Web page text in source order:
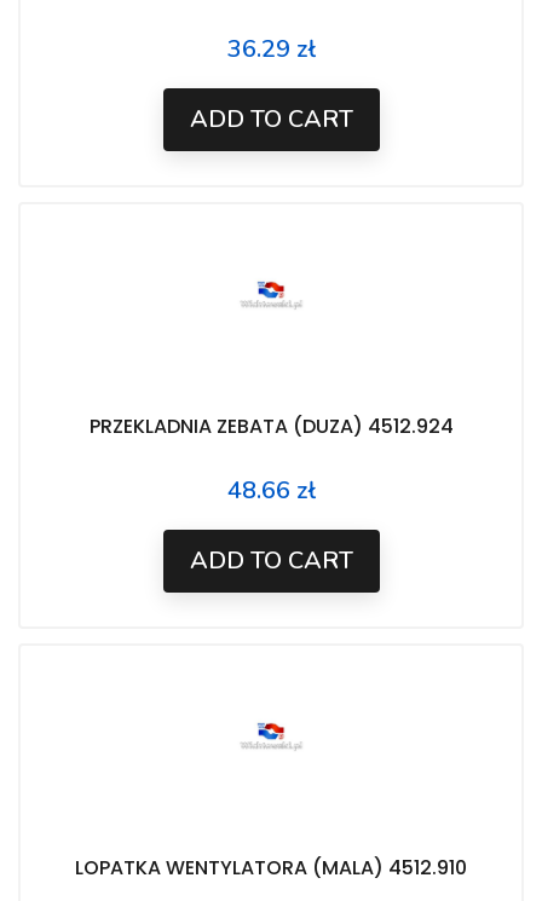
Price
36.29 zł
ADD TO CART
PRZEKLADNIA ZEBATA (DUZA) 4512.924
Price
48.66 zł
ADD TO CART
LOPATKA WENTYLATORA (MALA) 4512.910